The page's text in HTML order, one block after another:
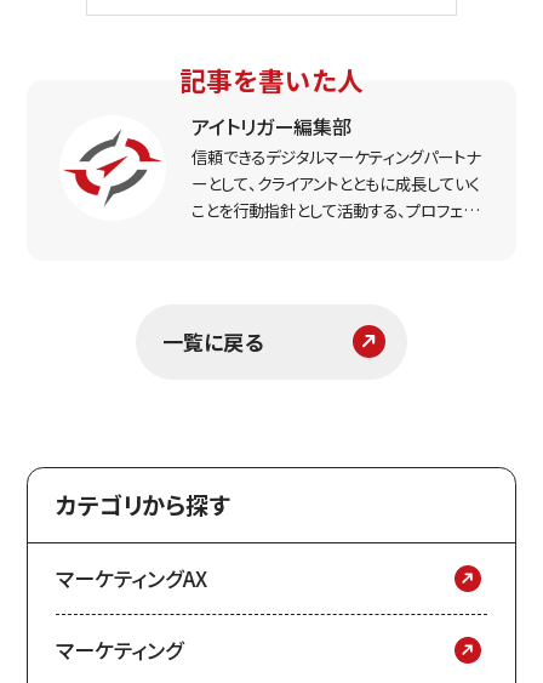
記事を書いた人
アイトリガー編集部
信頼できるデジタルマーケティングパートナ
ーとして、クライアントとともに成長していく
ことを行動指針として活動する、プロフェッ
一覧に戻る
カテゴリから探す
マーケティングAX
マーケティング